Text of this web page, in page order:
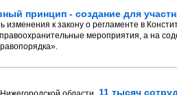
принцип - создание для
к закону о регламенте в
мероприятия, а на
11 тысяч